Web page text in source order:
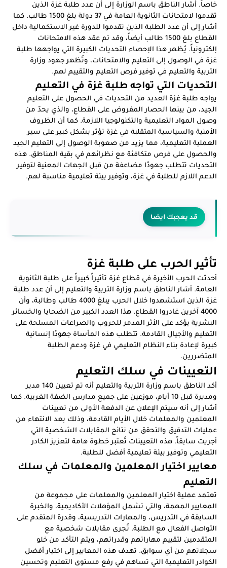
خاصاً. أشار الناطق باسم الوزارة إلى أن عدد طلبة غزة الذين
تقدموا لامتحانات الثانوية العامة في 37 دولة بلغ 1500 طالب. كما
أشار إلى أن عدد الطلبة الذين تقدموا للدورة غير الاستكمالية داخل
القطاع بلغ 1500 طالب أيضاً، وقد تم عقد هذه الامتحانات
إلكترونياً. يُظهر هذا الإحصاء التحديات الكبيرة التي يواجهها طلبة
غزة في الوصول إلى التعليم والامتحانات، وتُظهر جهود وزارة
التربية والتعليم في توفير فرص التعليم والتقييم لهم.
التحديات التي تواجه طلبة غزة في التعليم
يواجه طلبة غزة العديد من التحديات في الحصول على التعليم
الجيد، من بينها الحصار المفروض على القطاع، والذي يحدّ من
وصول المواد التعليمية والتكنولوجيا اللازمة. كما أن الظروف
الأمنية والسياسية المتقلبة في غزة تؤثر بشكل كبير على سير
العملية التعليمية، مما يزيد من صعوبة الوصول إلى التعليم الجيد
والحصول على فرص متكافئة مع نظرائهم في بقية المناطق. هذه
التحديات تتطلب جهودًا مضاعفة من قبل الجهات المعنية لتوفير
الدعم اللازم للطلبة في غزة، وتوفير بيئة تعليمية مناسبة لهم.
قد يعجبك ايضا
تأثير الحرب على طلبة غزة
أحدثت الحرب الأخيرة في قطاع غزة تأثيراً كبيراً على طلبة الثانوية
العامة. أشار الناطق باسم وزارة التربية والتعليم إلى أن عدد طلبة
غزة الذين استشهدوا خلال الحرب يبلغ 4000 طالب وطالبة، وأن
4000 آخرين غادروا القطاع. هذا العدد الكبير من الضحايا والخسائر
البشرية يؤكد على الأثر المدمر للحروب والصراعات المسلحة على
التعليم والأجيال القادمة. تتطلب هذه المأساة جهودًا إنسانية
كبيرة لإعادة بناء النظام التعليمي في غزة ودعم الطلبة
المتضررين.
التعيينات في سلك التعليم
أكد الناطق باسم وزارة التربية والتعليم أنه تم تعيين 140 مدير
ومديرة قبل 10 أيام، موزعين على جميع مدارس الضفة الغربية. كما
أشار إلى أنه سيتم الإعلان عن الدفعة الأولى من تعيينات
المعلمين والمعلمات خلال الأيام القادمة، وذلك بعد الانتهاء من
عمليات التدقيق والتحقق من نتائج المقابلات الشخصية التي
أجريت سابقاً. هذه التعيينات تُعتبر خطوة هامة لتعزيز الكادر
التعليمي وتوفير بيئة تعليمية أفضل للطلبة.
معايير اختيار المعلمين والمعلمات في سلك
التعليم
تعتمد عملية اختيار المعلمين والمعلمات على مجموعة من
المعايير المهمة، والتي تشمل المؤهلات الأكاديمية، والخبرة
السابقة في التدريس، والمهارات التدريسية، وقدرة المتقدم على
التواصل الفعال مع الطلبة. تُجرى مقابلات شخصية مع
المتقدمين لتقييم مهاراتهم وقدراتهم، ويتم التأكد من خلو
سجلاتهم من أي سوابق. تهدف هذه المعايير إلى اختيار أفضل
الكوادر التعليمية التي تساهم في رفع مستوى التعليم وتحسين